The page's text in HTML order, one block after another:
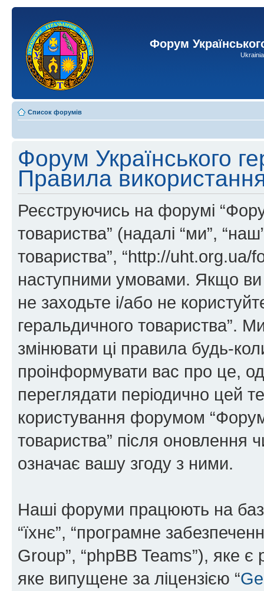
Форум
Список форумів
Форум Українського
Правила
Реєструючись на форумі
товариства” (надалі “ми”,
товариства”, “http://uht.org.ua/
наступними умовами. Якщо ви
не заходьте і/або не
геральдичного товариства”.
змінювати ці правила будь-
проінформувати вас про це,
переглядати періодично цей
користування форумом
товариства” після оновлення
означає вашу згоду з ними.
Наші форуми працюють на
“їхнє”, “програмне
Group”, “phpBB Teams”), яке
яке випущене за ліцензією “